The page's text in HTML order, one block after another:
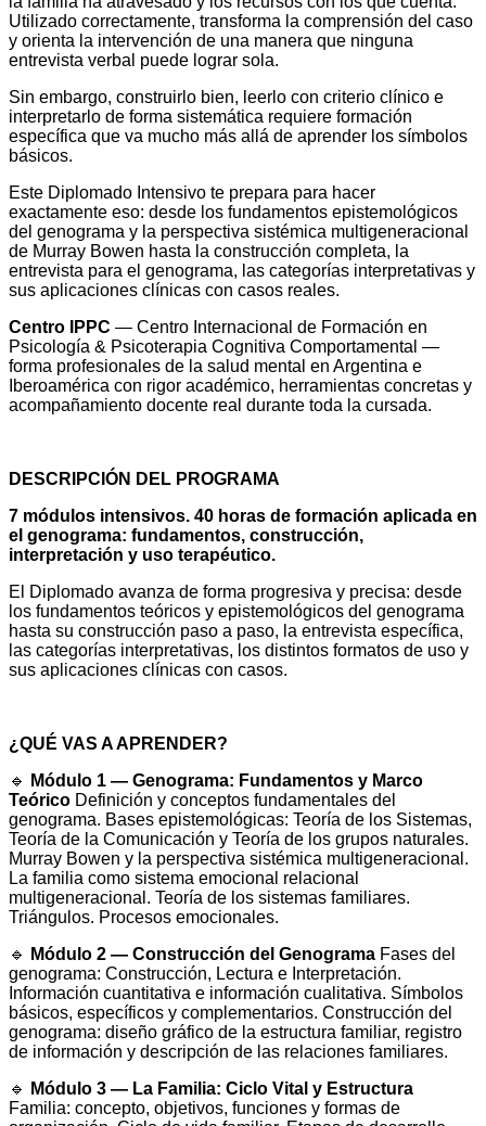
Utilizado correctamente, transforma la comprensión del caso
y orienta la intervención de una manera que ninguna
entrevista verbal puede lograr sola.
Sin embargo, construirlo bien, leerlo con criterio clínico e
interpretarlo de forma sistemática requiere formación
específica que va mucho más allá de aprender los símbolos
básicos.
Este Diplomado Intensivo te prepara para hacer
exactamente eso: desde los fundamentos epistemológicos
del genograma y la perspectiva sistémica multigeneracional
de Murray Bowen hasta la construcción completa, la
entrevista para el genograma, las categorías interpretativas y
sus aplicaciones clínicas con casos reales.
Centro IPPC — Centro Internacional de Formación en
Psicología & Psicoterapia Cognitiva Comportamental —
forma profesionales de la salud mental en Argentina e
Iberoamérica con rigor académico, herramientas concretas y
acompañamiento docente real durante toda la cursada.
DESCRIPCIÓN DEL PROGRAMA
7 módulos intensivos. 40 horas de formación aplicada en
el genograma: fundamentos, construcción,
interpretación y uso terapéutico.
El Diplomado avanza de forma progresiva y precisa: desde
los fundamentos teóricos y epistemológicos del genograma
hasta su construcción paso a paso, la entrevista específica,
las categorías interpretativas, los distintos formatos de uso y
sus aplicaciones clínicas con casos.
¿QUÉ VAS A APRENDER?
🔹
Módulo 1 — Genograma: Fundamentos y Marco
Teórico Definición y conceptos fundamentales del
genograma. Bases epistemológicas: Teoría de los Sistemas,
Teoría de la Comunicación y Teoría de los grupos naturales.
Murray Bowen y la perspectiva sistémica multigeneracional.
La familia como sistema emocional relacional
multigeneracional. Teoría de los sistemas familiares.
Triángulos. Procesos emocionales.
🔹
Módulo 2 — Construcción del Genograma Fases del
genograma: Construcción, Lectura e Interpretación.
Información cuantitativa e información cualitativa. Símbolos
básicos, específicos y complementarios. Construcción del
genograma: diseño gráfico de la estructura familiar, registro
de información y descripción de las relaciones familiares.
🔹
Módulo 3 — La Familia: Ciclo Vital y Estructura
Familia: concepto, objetivos, funciones y formas de